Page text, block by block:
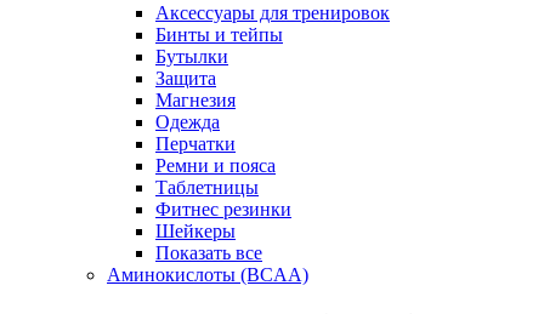
Аксессуары для тренировок
Бинты и тейпы
Бутылки
Защита
Магнезия
Одежда
Перчатки
Ремни и пояса
Таблетницы
Фитнес резинки
Шейкеры
Показать все
Аминокислоты (BCAA)